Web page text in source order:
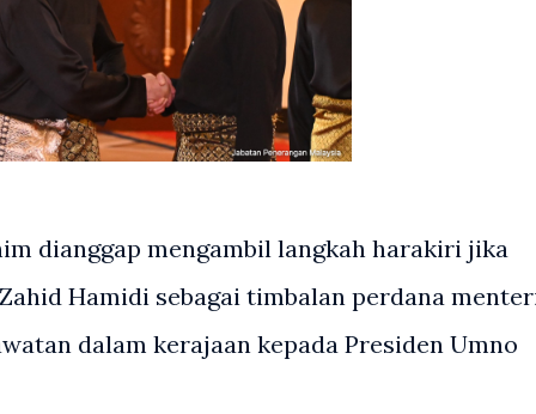
dianggap mengambil langkah harakiri jika
Hamidi sebagai timbalan perdana
dalam kerajaan kepada Presiden Umno